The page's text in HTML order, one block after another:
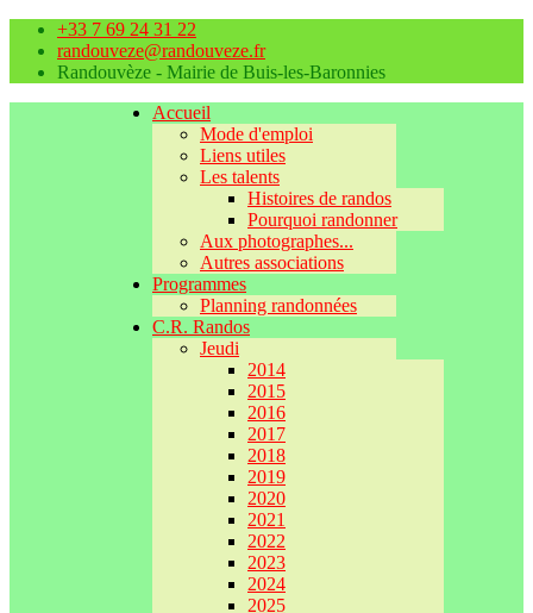
+33 7 69 24 31 22
randouveze@randouveze.fr
Randouvèze - Mairie de Buis-les-Baronnies
Accueil
Mode d'emploi
Liens utiles
Les talents
Histoires de randos
Pourquoi randonner
Aux photographes...
Autres associations
Programmes
Planning randonnées
C.R. Randos
Jeudi
2014
2015
2016
2017
2018
2019
2020
2021
2022
2023
2024
2025